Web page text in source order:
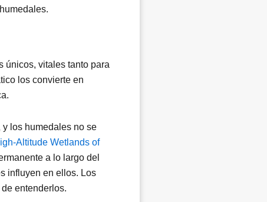
únicos, vitales tanto para
los convierte en
los humedales no se
Altitude Wetlands of
a lo largo del
influyen en ellos. Los
entenderlos.